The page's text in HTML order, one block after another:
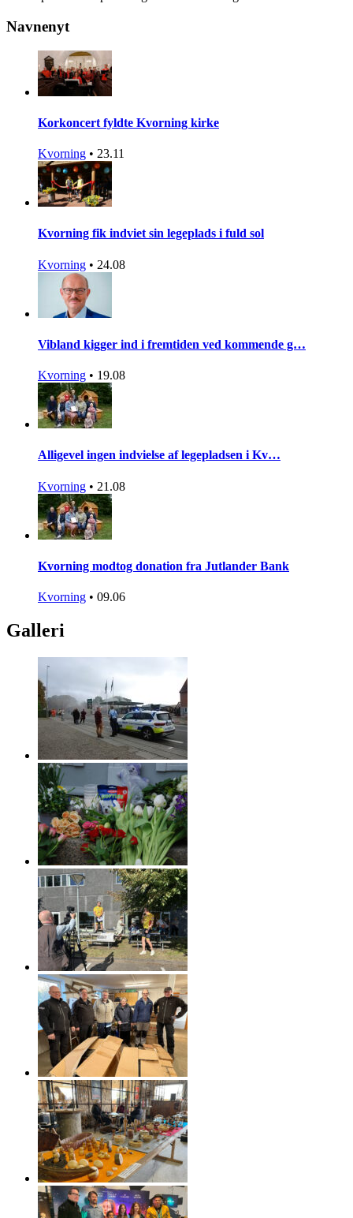
Navnenyt
Korkoncert fyldte Kvorning kirke
Kvorning • 23.11
Kvorning fik indviet sin legeplads i fuld sol
Kvorning • 24.08
Vibland kigger ind i fremtiden ved kommende g…
Kvorning • 19.08
Alligevel ingen indvielse af legepladsen i Kv…
Kvorning • 21.08
Kvorning modtog donation fra Jutlander Bank
Kvorning • 09.06
Galleri